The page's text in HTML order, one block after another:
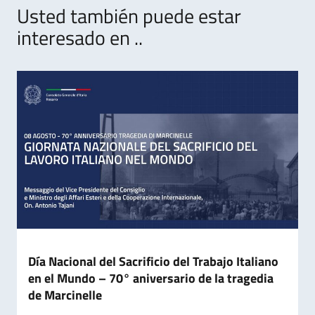
Usted también puede estar
interesado en ..
Día Nacional del Sacrificio del Trabajo Italiano
en el Mundo – 70° aniversario de la tragedia
de Marcinelle